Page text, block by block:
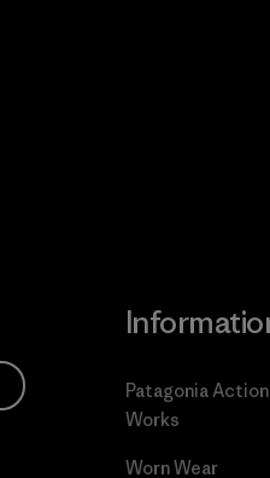
Patagonia Action
Works
Worn Wear